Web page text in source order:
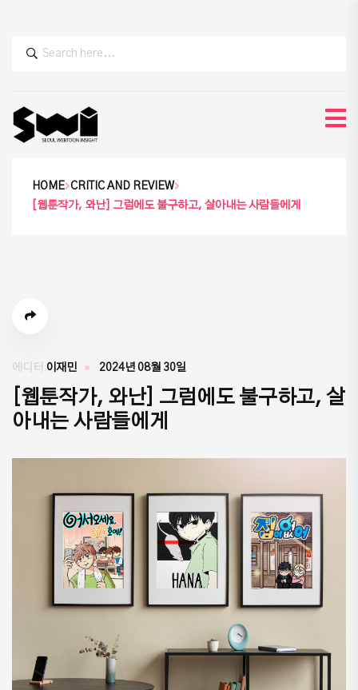
HOME CRITIC AND REVIEW
[웹툰작가, 와난] 그럼에도 불구하고, 살아내는 사람들에게
에디터 이재민 2024년 08월 30일
[웹툰작가, 와난] 그럼에도 불구하고, 살
아내는 사람들에게